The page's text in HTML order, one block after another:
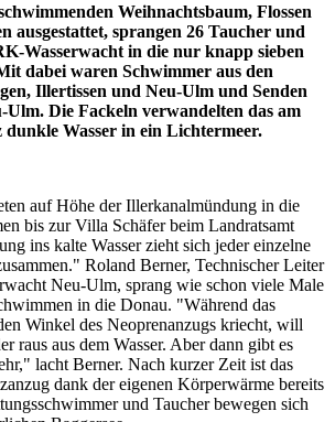
Weihnachtsbaum, Flossen
ausgestattet, sprangen 26 Taucher und
Wasserwacht in die nur knapp sieben
dabei waren Schwimmer aus den
Illertissen und Neu-Ulm und Senden
Ulm. Die Fackeln verwandelten das am
dunkle Wasser in ein Lichtermeer.
auf Höhe der Illerkanalmündung in die
bis zur Villa Schäfer beim Landratsamt
ins kalte Wasser zieht sich jeder einzelne
Roland Berner, Technischer Leiter
Neu-Ulm, sprang wie schon viele Male
in die Donau. "Während das
Winkel des Neoprenanzugs kriecht, will
raus aus dem Wasser. Aber dann gibt es
lacht Berner. Nach kurzer Zeit ist das
dank der eigenen Körperwärme bereits
und Taucher bewegen sich